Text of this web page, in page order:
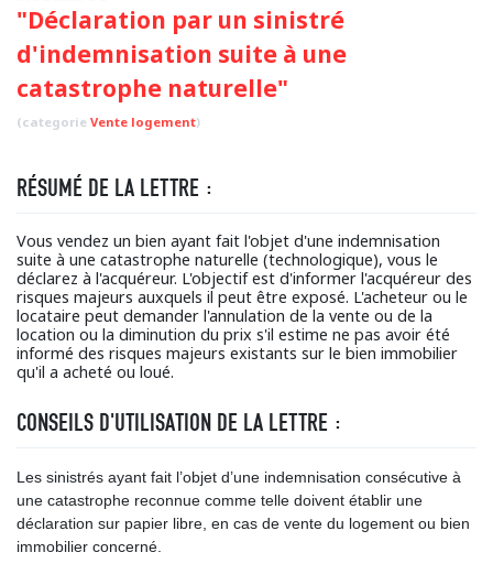
"Déclaration par un sinistré
d'indemnisation suite à une
catastrophe naturelle"
(categorie Vente logement)
RÉSUMÉ DE LA LETTRE :
Vous vendez un bien ayant fait l'objet d'une indemnisation
suite à une catastrophe naturelle (technologique), vous le
déclarez à l'acquéreur. L'objectif est d'informer l'acquéreur des
risques majeurs auxquels il peut être exposé. L'acheteur ou le
locataire peut demander l'annulation de la vente ou de la
location ou la diminution du prix s'il estime ne pas avoir été
informé des risques majeurs existants sur le bien immobilier
qu'il a acheté ou loué.
CONSEILS D'UTILISATION DE LA LETTRE :
Les sinistrés ayant fait l’objet d’une indemnisation consécutive à
une catastrophe reconnue comme telle doivent établir une
déclaration sur papier libre, en cas de vente du logement ou bien
immobilier concerné.